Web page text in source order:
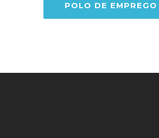
POLO DE EMPREGO